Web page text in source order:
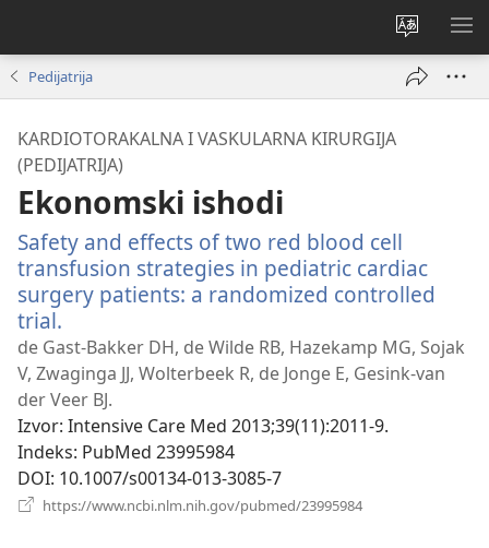
Promijeni
jezik
Pedijatrija
KARDIOTORAKALNA I VASKULARNA KIRURGIJA
(PEDIJATRIJA)
Ekonomski ishodi
Safety and effects of two red blood cell
transfusion strategies in pediatric cardiac
surgery patients: a randomized controlled
trial.
se
novi
prozor)
de Gast-Bakker DH, de Wilde RB, Hazekamp MG, Sojak
V, Zwaginga JJ, Wolterbeek R, de Jonge E, Gesink-van
der Veer BJ.
Izvor‎: Intensive Care Med 2013;39(11):2011-9.
Indeks‎: PubMed 23995984
DOI‎: 10.1007/s00134-013-3085-7
https://www.ncbi.nlm.nih.gov/pubmed/23995984